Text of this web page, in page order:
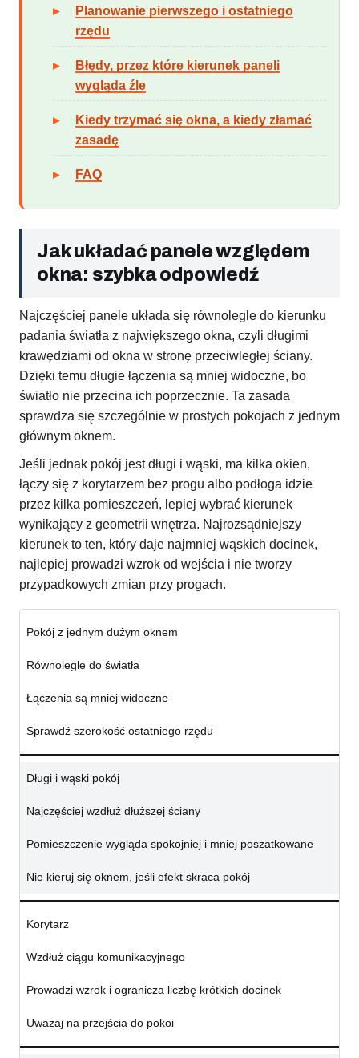
Planowanie pierwszego i ostatniego
rzędu
Błędy, przez które kierunek paneli
wygląda źle
Kiedy trzymać się okna, a kiedy złamać
zasadę
FAQ
Jak układać panele względem
okna: szybka odpowiedź
Najczęściej panele układa się równolegle do kierunku
padania światła z największego okna, czyli długimi
krawędziami od okna w stronę przeciwległej ściany.
Dzięki temu długie łączenia są mniej widoczne, bo
światło nie przecina ich poprzecznie. Ta zasada
sprawdza się szczególnie w prostych pokojach z jednym
głównym oknem.
Jeśli jednak pokój jest długi i wąski, ma kilka okien,
łączy się z korytarzem bez progu albo podłoga idzie
przez kilka pomieszczeń, lepiej wybrać kierunek
wynikający z geometrii wnętrza. Najrozsądniejszy
kierunek to ten, który daje najmniej wąskich docinek,
najlepiej prowadzi wzrok od wejścia i nie tworzy
przypadkowych zmian przy progach.
Pokój z jednym dużym oknem
Równolegle do światła
Łączenia są mniej widoczne
Sprawdź szerokość ostatniego rzędu
Długi i wąski pokój
Najczęściej wzdłuż dłuższej ściany
Pomieszczenie wygląda spokojniej i mniej poszatkowane
Nie kieruj się oknem, jeśli efekt skraca pokój
Korytarz
Wzdłuż ciągu komunikacyjnego
Prowadzi wzrok i ogranicza liczbę krótkich docinek
Uważaj na przejścia do pokoi